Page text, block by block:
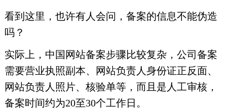
看到这里，也许有人会问，备案的信息不能伪造
吗？
实际上，中国网站备案步骤比较复杂，公司备案
需要营业执照副本、网站负责人身份证正反面、
网站负责人照片、核验单等，而且是人工审核，
备案时间约为20至30个工作日。